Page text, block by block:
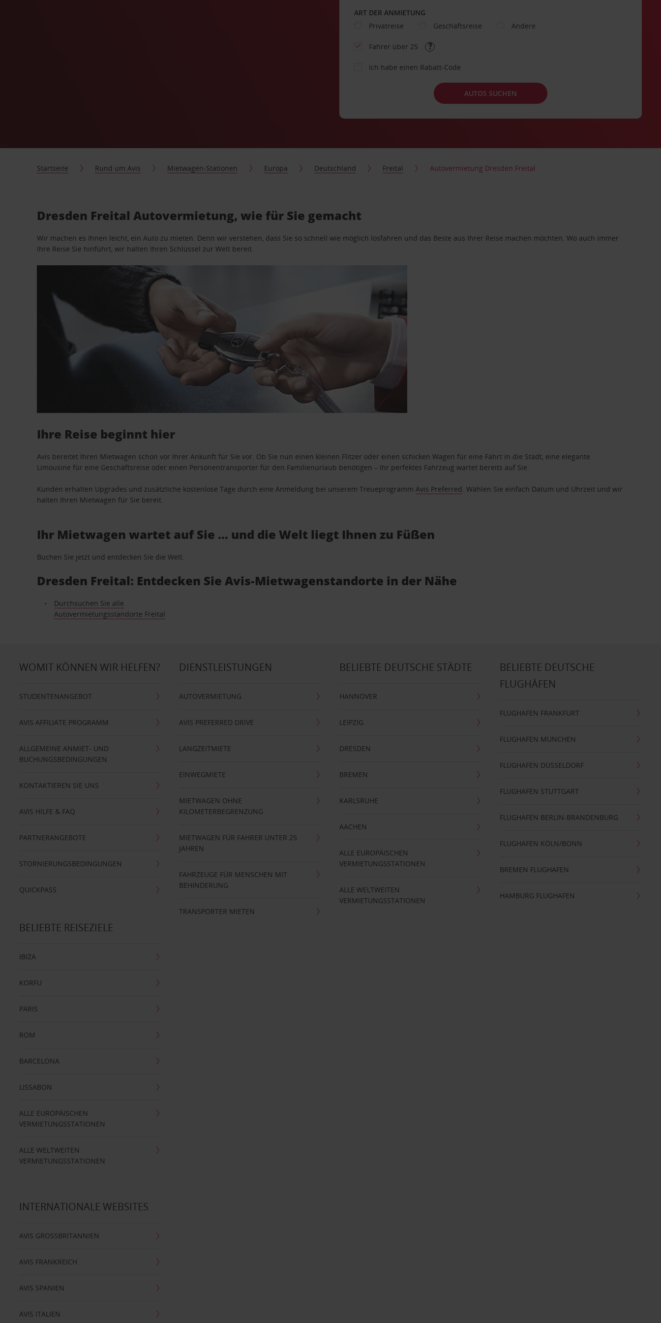
ART DER ANMIETUNG
Privatreise
Geschäftsreise Andere
Fahrer über 25
Ich habe einen Rabatt-Code
AUTOS SUCHEN
Startseite Rund um Avis Mietwagen-Stationen Europa Deutschland Freital Autovermietung Dresden Freital
Dresden Freital Autovermietung, wie für Sie gemacht
Wir machen es Ihnen leicht, ein Auto zu mieten. Denn wir verstehen, dass Sie so schnell wie möglich losfahren und das Beste aus Ihrer Reise machen möchten. Wo auch immer
Ihre Reise Sie hinführt, wir halten Ihren Schlüssel zur Welt bereit.
Ihre Reise beginnt hier
Avis bereitet Ihren Mietwagen schon vor Ihrer Ankunft für Sie vor. Ob Sie nun einen kleinen Flitzer oder einen schicken Wagen für eine Fahrt in die Stadt, eine elegante
Limousine für eine Geschäftsreise oder einen Personentransporter für den Familienurlaub benötigen – Ihr perfektes Fahrzeug wartet bereits auf Sie.
Kunden erhalten Upgrades und zusätzliche kostenlose Tage durch eine Anmeldung bei unserem TreueprogrammAvis Preferred. Wählen Sie einfach Datum und Uhrzeit und wir
halten Ihren Mietwagen für Sie bereit.
Ihr Mietwagen wartet auf Sie … und die Welt liegt Ihnen zu Füßen
Buchen Sie jetzt und entdecken Sie die Welt.
Dresden Freital: Entdecken Sie Avis-Mietwagenstandorte in der Nähe
Durchsuchen Sie alle
Autovermietungsstandorte Freital
WOMIT KÖNNEN WIR HELFEN?
STUDENTENANGEBOT
AVIS AFFILIATE PROGRAMM
ALLGEMEINE ANMIET- UND
BUCHUNGSBEDINGUNGEN
KONTAKTIEREN SIE UNS
AVIS HILFE & FAQ
PARTNERANGEBOTE
STORNIERUNGSBEDINGUNGEN
QUICKPASS
DIENSTLEISTUNGEN
AUTOVERMIETUNG
AVIS PREFERRED DRIVE
LANGZEITMIETE
EINWEGMIETE
MIETWAGEN OHNE
KILOMETERBEGRENZUNG
MIETWAGEN FÜR FAHRER UNTER 25
JAHREN
FAHRZEUGE FÜR MENSCHEN MIT
BEHINDERUNG
TRANSPORTER MIETEN
BELIEBTE DEUTSCHE STÄDTE
HANNOVER
LEIPZIG
DRESDEN
BREMEN
KARLSRUHE
AACHEN
ALLE EUROPÄISCHEN
VERMIETUNGSSTATIONEN
ALLE WELTWEITEN
VERMIETUNGSSTATIONEN
BELIEBTE DEUTSCHE
FLUGHÄFEN
FLUGHAFEN FRANKFURT
FLUGHAFEN MÜNCHEN
FLUGHAFEN DÜSSELDORF
FLUGHAFEN STUTTGART
FLUGHAFEN BERLIN-BRANDENBURG
FLUGHAFEN KÖLN/BONN
BREMEN FLUGHAFEN
HAMBURG FLUGHAFEN
BELIEBTE REISEZIELE
IBIZA
KORFU
PARIS
ROM
BARCELONA
LISSABON
ALLE EUROPÄISCHEN
VERMIETUNGSSTATIONEN
ALLE WELTWEITEN
VERMIETUNGSSTATIONEN
INTERNATIONALE WEBSITES
AVIS GROSSBRITANNIEN
AVIS FRANKREICH
AVIS SPANIEN
AVIS ITALIEN